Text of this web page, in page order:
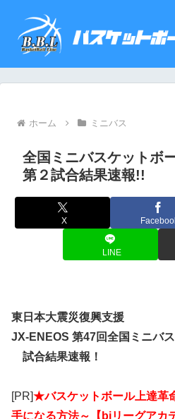
ホーム ミニバス
全国ミニバスケットボ
第２試合結果速報!!
X
LINE
東日本大震災復興支援
JX-ENEOS 第47回全国ミニバ
試合結果速報！
[PR]★バスケットボール上達革
手になる方法～【bjリーグア